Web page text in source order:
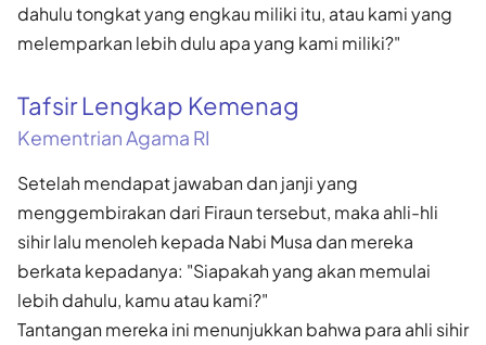
dahulu tongkat yang engkau miliki itu, atau kami yang
melemparkan lebih dulu apa yang kami miliki?"
Tafsir Lengkap Kemenag
Kementrian Agama RI
Setelah mendapat jawaban dan janji yang
menggembirakan dari Firaun tersebut, maka ahli-hli
sihir lalu menoleh kepada Nabi Musa dan mereka
berkata kepadanya: "Siapakah yang akan memulai
lebih dahulu, kamu atau kami?"
Tantangan mereka ini menunjukkan bahwa para ahli sihir